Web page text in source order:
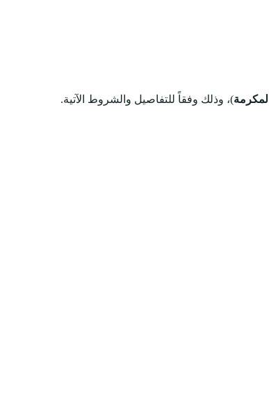
المكرمة)، وذلك وفقاً للتفاصيل والشروط الآتية.